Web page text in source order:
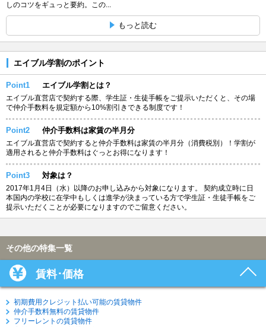
しのコツをギュっと要約。この...
もっと読む
エイブル学割のポイント
Point1 エイブル学割とは？
エイブル直営店で契約する際、学生証・生徒手帳をご提示いただくと、その場
で仲介手数料を規定額から10%割引きできる制度です！
Point2 仲介手数料は家賃の半月分
エイブル直営店で契約すると仲介手数料は家賃の半月分（消費税別）！学割が
適用されると仲介手数料はぐっとお得になります！
Point3 対象は？
2017年1月4日（水）以降のお申し込みから対象になります。 契約成立時に日
本国内の学校に在学中もしくは進学が決まっている方で学生証・生徒手帳をご
提示いただくことが必要になりますのでご留意ください。
その他の特集一覧
賃料･価格
初期費用クレジット払い可能の賃貸物件
仲介手数料無料の賃貸物件
フリーレントの賃貸物件